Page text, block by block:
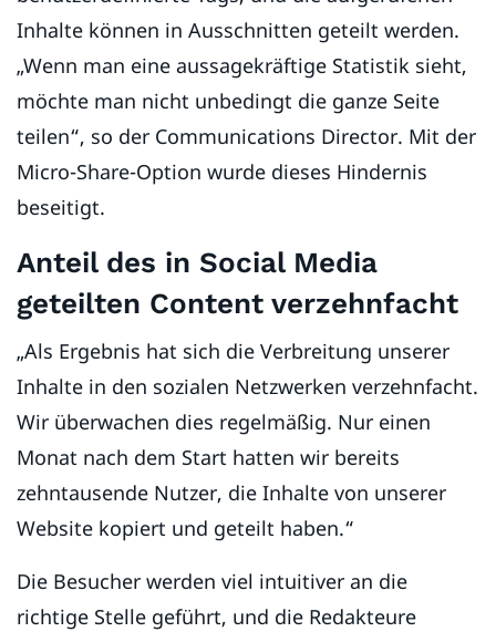
Inhalte können in Ausschnitten geteilt werden.
„Wenn man eine aussagekräftige Statistik sieht,
möchte man nicht unbedingt die ganze Seite
teilen“, so der Communications Director. Mit der
Micro-Share-Option wurde dieses Hindernis
beseitigt.
Anteil des in Social Media
geteilten Content verzehnfacht
„Als Ergebnis hat sich die Verbreitung unserer
Inhalte in den sozialen Netzwerken verzehnfacht.
Wir überwachen dies regelmäßig. Nur einen
Monat nach dem Start hatten wir bereits
zehntausende Nutzer, die Inhalte von unserer
Website kopiert und geteilt haben.“
Die Besucher werden viel intuitiver an die
richtige Stelle geführt, und die Redakteure